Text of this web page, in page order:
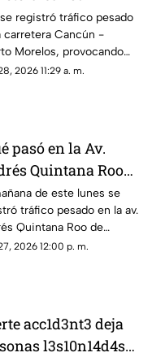
Morelos HOY
28 de julio? Esto
del tráfico
registró tráfico pesado
carretera Cancún -
Morelos, provocando
durante varios
2026 11:29 a. m.
pasó en la Av.
Quintana Roo
hoy 27 de
Esta es la razón
hoy
de este lunes se
tráfico pesado en la av.
Quintana Roo de
por un fuerte
2026 12:00 p. m.
acc1d3nt3 deja
l3s10n14d4s